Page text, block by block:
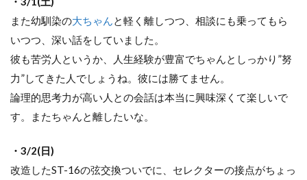
また幼馴染の大ちゃんと軽く離しつつ、相談にも乗ってもら
いつつ、深い話をしていました。
彼も苦労人というか、人生経験が豊富でちゃんとしっかり”努
力”してきた人でしょうね。彼には勝てません。
論理的思考力が高い人との会話は本当に興味深くて楽しいで
す。またちゃんと離したいな。
・3/2(日)
改造したST-16の弦交換ついでに、セレクターの接点がちょっ